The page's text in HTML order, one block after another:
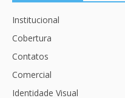
Institucional
Cobertura
Contatos
Comercial
Identidade Visual